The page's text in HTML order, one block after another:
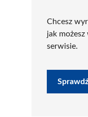
Chcesz
jak
serwisie.